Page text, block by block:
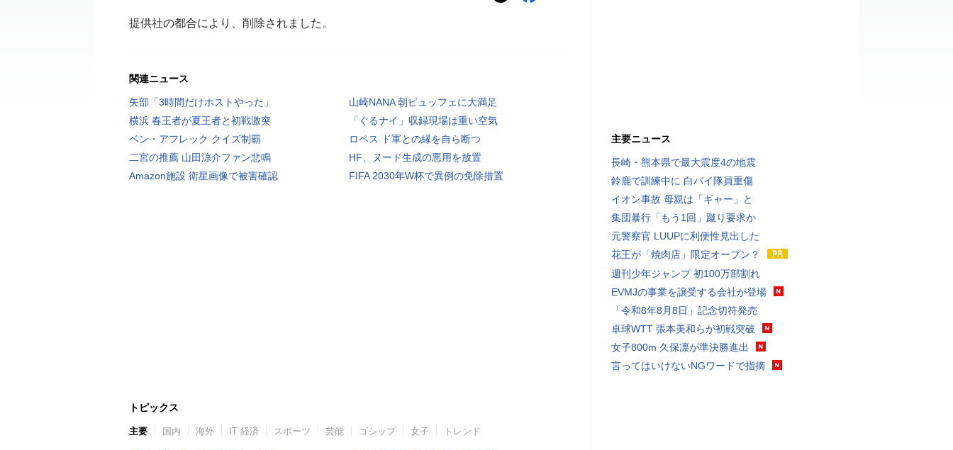
提供社の都合により、削除されました。
関連ニュース
矢部「3時間だけホストやった」
山崎NANA 朝ビュッフェに大満足
横浜 春王者が夏王者と初戦激突
「ぐるナイ」収録現場は重い空気
ベン・アフレック クイズ制覇
ロペス ド軍との縁を自ら断つ
二宮の推薦 山田涼介ファン悲鳴
HF、ヌード生成の悪用を放置
Amazon施設 衛星画像で被害確認
FIFA 2030年W杯で異例の免除措置
トピックス
主要 国内 海外 IT 経済 スポーツ 芸能 ゴシップ 女子 トレンド
主要ニュース
長崎・熊本県で最大震度4の地震
鈴鹿で訓練中に 白バイ隊員重傷
イオン事故 母親は「ギャー」と
集団暴行「もう1回」蹴り要求か
元警察官 LUUPに利便性見出した
花王が「焼肉店」限定オープン？
週刊少年ジャンプ 初100万部割れ
EVMJの事業を譲受する会社が登場
「令和8年8月8日」記念切符発売
卓球WTT 張本美和らが初戦突破
女子800m 久保凛が準決勝進出
言ってはいけないNGワードで指摘